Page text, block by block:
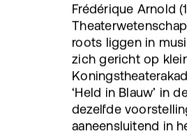
Frédérique Arnold
roots liggen in
zich gericht op
‘Held in Blauw’ in
dezelfde
aaneensluitend in